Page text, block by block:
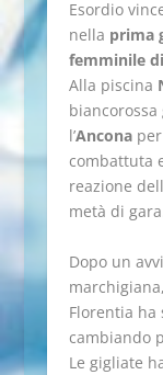
Esordio
nella prima
femminile
Alla piscina
l’Anconaper
combattuta
reazione
metà di
Dopo un
Florentia
cambiando
Le gigliate